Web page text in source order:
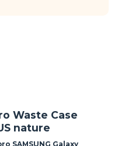
Waste Case
nature